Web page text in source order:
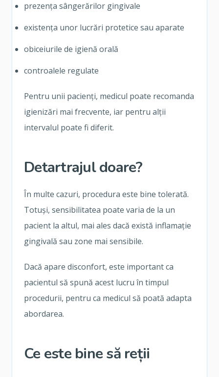
prezența sângerărilor gingivale
existența unor lucrări protetice sau aparate
obiceiurile de igienă orală
controalele regulate
Pentru unii pacienți, medicul poate recomanda
igienizări mai frecvente, iar pentru alții
intervalul poate fi diferit.
Detartrajul doare?
În multe cazuri, procedura este bine tolerată.
Totuși, sensibilitatea poate varia de la un
pacient la altul, mai ales dacă există inflamație
gingivală sau zone mai sensibile.
Dacă apare disconfort, este important ca
pacientul să spună acest lucru în timpul
procedurii, pentru ca medicul să poată adapta
abordarea.
Ce este bine să reții